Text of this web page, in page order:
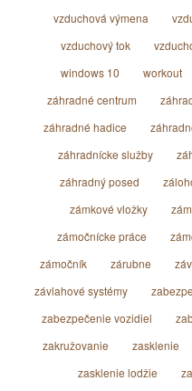
vzduchová výmena
vzduchový tok
windows 10
workout
záhradné centrum
záhradné hadice
záhradnícke služby
záhradný posed
zámkové vložky
zámočnícke práce
zámočník
zárubne
závlahové systémy
zabezpečenie vozidiel
zakružovanie
zasklenie
zasklenie lodžie